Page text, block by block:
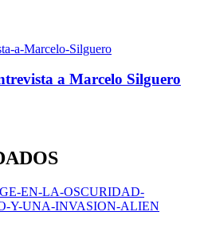
a Marcelo Silguero